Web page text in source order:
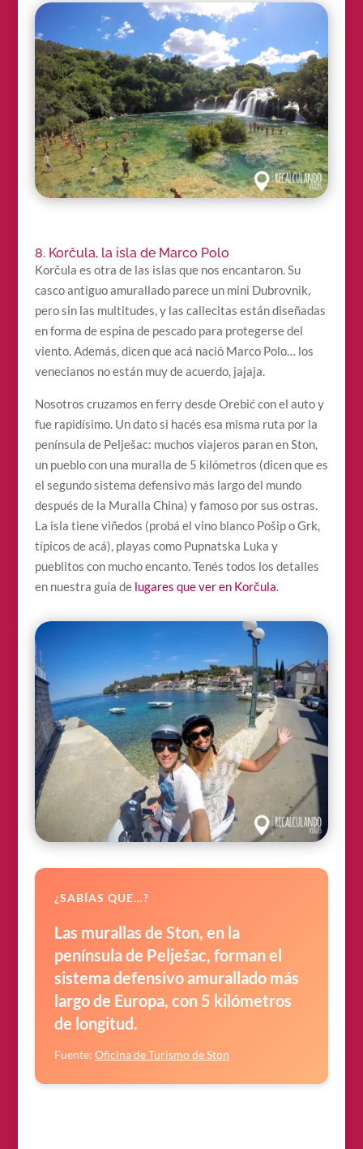
8. Korčula, la isla de Marco Polo
Korčula es otra de las islas que nos encantaron. Su
casco antiguo amurallado parece un mini Dubrovnik,
pero sin las multitudes, y las callecitas están diseñadas
en forma de espina de pescado para protegerse del
viento. Además, dicen que acá nació Marco Polo… los
venecianos no están muy de acuerdo, jajaja.
Nosotros cruzamos en ferry desde Orebić con el auto y
fue rapidísimo. Un dato si hacés esa misma ruta por la
península de Pelješac: muchos viajeros paran en Ston,
un pueblo con una muralla de 5 kilómetros (dicen que es
el segundo sistema defensivo más largo del mundo
después de la Muralla China) y famoso por sus ostras.
La isla tiene viñedos (probá el vino blanco Pošip o Grk,
típicos de acá), playas como Pupnatska Luka y
pueblitos con mucho encanto. Tenés todos los detalles
en nuestra guía de lugares que ver en Korčula.
¿SABÍAS QUE…?
Las murallas de Ston, en la
península de Pelješac, forman el
sistema defensivo amurallado más
largo de Europa, con 5 kilómetros
de longitud.
Fuente: Oficina de Turismo de Ston